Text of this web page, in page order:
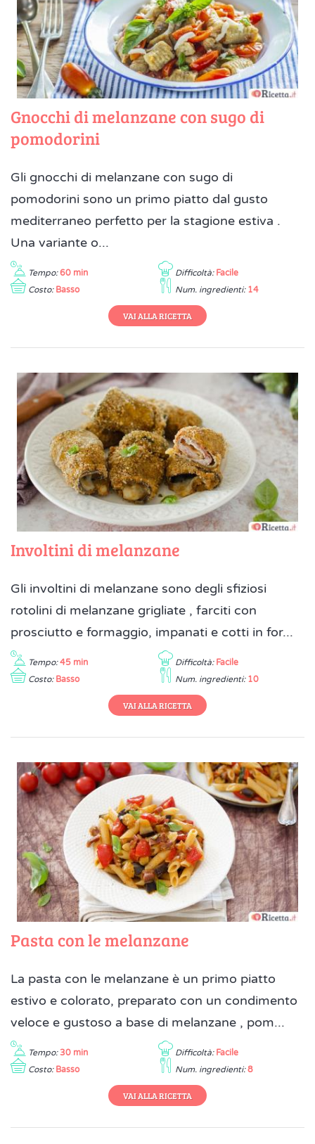
Gnocchi di melanzane con sugo di
pomodorini
Gli gnocchi di melanzane con sugo di
pomodorini sono un primo piatto dal gusto
mediterraneo perfetto per la stagione estiva .
Una variante o...
Tempo: 60 min Difficoltà: Facile
Costo: Basso Num. ingredienti: 14
VAI ALLA RICETTA
Involtini di melanzane
Gli involtini di melanzane sono degli sfiziosi
rotolini di melanzane grigliate , farciti con
prosciutto e formaggio, impanati e cotti in for...
Tempo: 45 min Difficoltà: Facile
Costo: Basso Num. ingredienti: 10
VAI ALLA RICETTA
Pasta con le melanzane
La pasta con le melanzane è un primo piatto
estivo e colorato, preparato con un condimento
veloce e gustoso a base di melanzane , pom...
Tempo: 30 min Difficoltà: Facile
Costo: Basso Num. ingredienti: 8
VAI ALLA RICETTA